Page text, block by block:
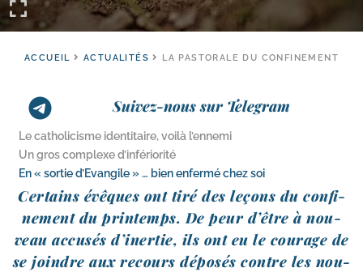
ACCUEIL ACTUALITÉS LA PASTORALE DU CONFINEMENT
Suivez-nous sur Telegram
Le catholicisme identitaire, voilà l’ennemi
Un gros complexe d’infériorité
En « sortie d’Evangile » … bien enfermé chez soi
Certains évêques ont tiré des leçons du confi­
ne­ment du prin­temps. De peur d’être à nou­
veau accu­sés d’inertie, ils ont eu le cou­rage de
se joindre aux recours dépo­sés contre les nou­